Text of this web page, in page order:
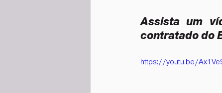
Assista um
contratado do
https://youtu.be/